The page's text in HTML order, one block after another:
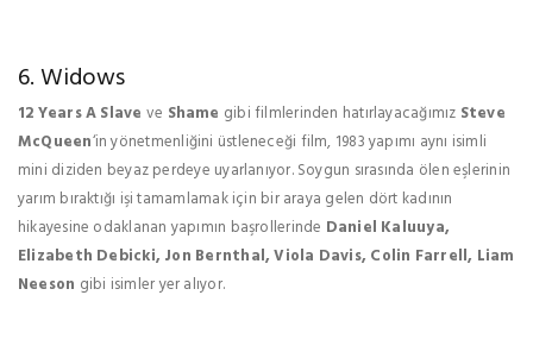
6. Widows
12 Years A Slave ve Shame gibi filmlerinden hatırlayacağımız Steve
McQueen‘in yönetmenliğini üstleneceği film, 1983 yapımı aynı isimli
mini diziden beyaz perdeye uyarlanıyor. Soygun sırasında ölen eşlerinin
yarım bıraktığı işi tamamlamak için bir araya gelen dört kadının
hikayesine odaklanan yapımın başrollerinde Daniel Kaluuya,
Elizabeth Debicki, Jon Bernthal, Viola Davis, Colin Farrell, Liam
Neeson gibi isimler yer alıyor.